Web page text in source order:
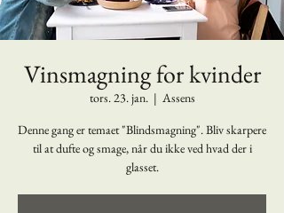
Vinsmagning for kvinder
tors. 23. jan.
  |
Assens
Denne gang er temaet "Blindsmagning". Bliv skarpere
til at dufte og smage, når du ikke ved hvad der i
glasset.